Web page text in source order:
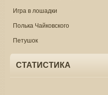
Игра в лошадки
Полька Чайковского
Петушок
СТАТИСТИКА